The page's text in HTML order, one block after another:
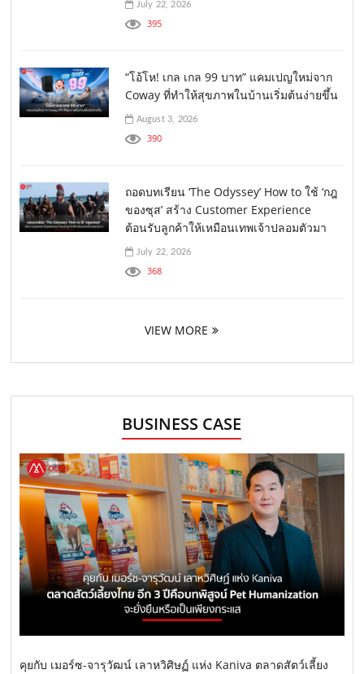
July 22, 2026
395
“โอ้โห! เกล เกล 99 บาท” แคมเปญใหม่จาก
Coway ที่ทำให้สุขภาพในบ้านเริ่มต้นง่ายขึ้น
August 3, 2026
390
ถอดบทเรียน ‘The Odyssey’ How to ใช้ ‘กฎ
ของซุส’ สร้าง Customer Experience
ต้อนรับลูกค้าให้เหมือนเทพเจ้าปลอมตัวมา
July 22, 2026
368
VIEW MORE
BUSINESS CASE
คุยกับ เมอร์ซ-จารุวัฒน์ เลาหวิศิษฏ์ แห่ง Kaniva ตลาดสัตว์เลี้ยง